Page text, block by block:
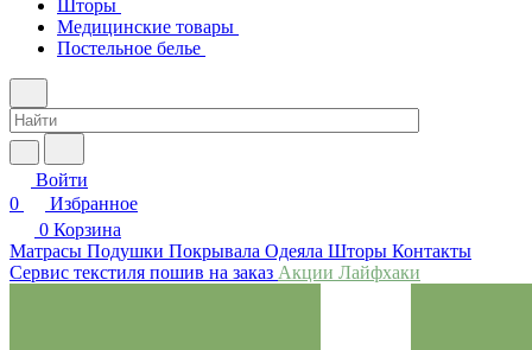
Шторы
Медицинские товары
Постельное белье
Войти
0
Избранное
0 Корзина
Матрасы Подушки Покрывала Одеяла Шторы Контакты
Сервис текстиля пошив на заказ Акции Лайфхаки